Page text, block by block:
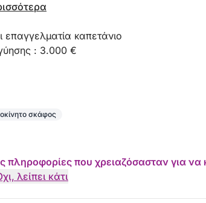
επαγγελματία καπετάνιο
: 3.000 €
σκάφος
πληροφορίες που χρειαζόσασταν για να
λείπει κάτι